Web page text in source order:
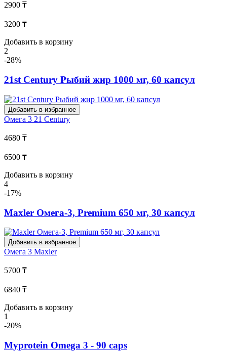
2900 ₸
3200 ₸
Добавить в корзину
2
-28%
21st Century Рыбий жир 1000 мг, 60 капсул
Добавить в избранное
Омега 3 21 Century
4680 ₸
6500 ₸
Добавить в корзину
4
-17%
Maxler Омега-3, Premium 650 мг, 30 капсул
Добавить в избранное
Омега 3 Maxler
5700 ₸
6840 ₸
Добавить в корзину
1
-20%
Myprotein Omega 3 - 90 caps